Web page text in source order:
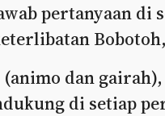
pertanyaan di
dan
di setiap